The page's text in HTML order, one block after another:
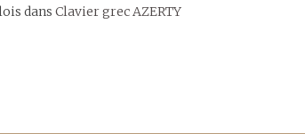
dans Clavier grec AZERTY